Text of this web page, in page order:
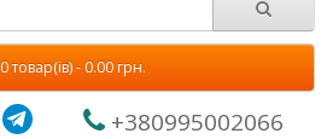
0 товар(ів) - 0.00 грн.
+380995002066